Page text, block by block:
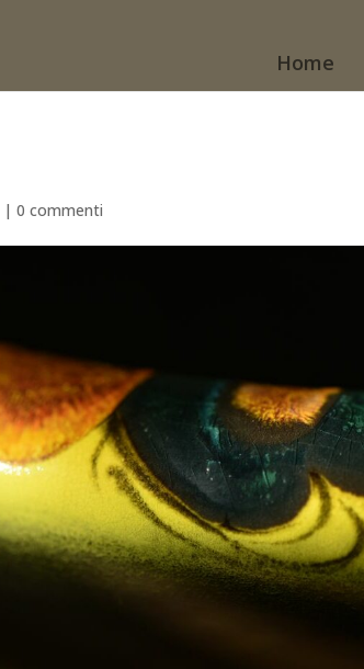
Home
| 0 commenti